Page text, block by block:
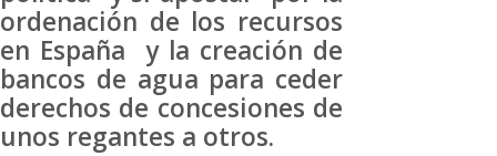
ordenación de los recursos
en España y la creación de
bancos de agua para ceder
derechos de concesiones de
unos regantes a otros.